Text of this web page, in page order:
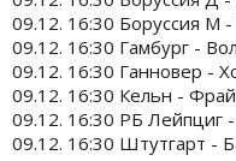
09.12. 16:30 Боруссия М
09.12. 16:30 Гамбург -
09.12. 16:30 Ганновер -
09.12. 16:30 Кельн -
09.12. 16:30 РБ Лейпциг
09.12. 16:30 Штутгарт -